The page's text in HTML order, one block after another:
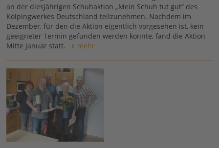
an der diesjährigen Schuhaktion „Mein Schuh tut gut“ des
Kolpingwerkes Deutschland teilzunehmen. Nachdem im
Dezember, für den die Aktion eigentlich vorgesehen ist, kein
geeigneter Termin gefunden werden konnte, fand die Aktion
Mitte Januar statt.
mehr